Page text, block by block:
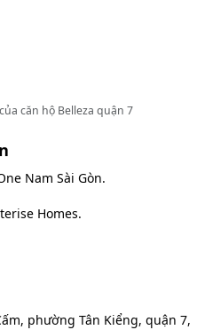
căn hộ Belleza quận 7
Nam Sài Gòn.
Homes.
phường Tân Kiểng, quận 7,